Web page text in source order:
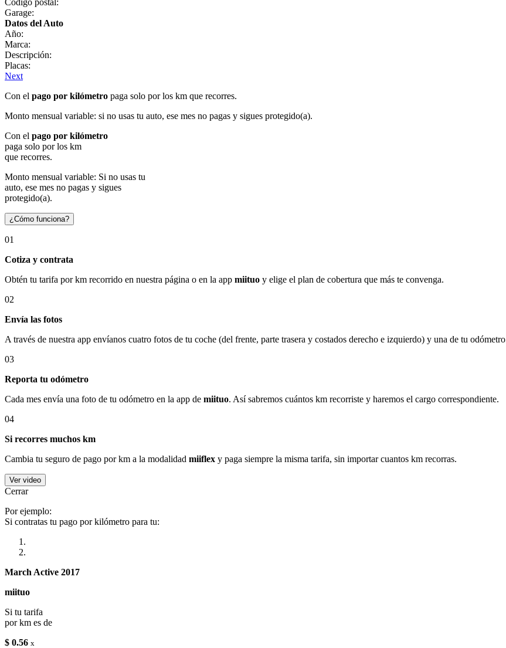
Garage:
Datos del Auto
Año:
Marca:
Descripción:
Placas:
Next
Con el pago por kilómetro paga solo por los km que recorres.
Monto mensual variable: si no usas tu auto, ese mes no pagas y sigues protegido(a).
Con el pago por kilómetro
paga solo por los km
que recorres.
Monto mensual variable: Si no usas tu
auto, ese mes no pagas y sigues
protegido(a).
¿Cómo funciona?
01
Cotiza y contrata
Obtén tu tarifa por km recorrido en nuestra página o en la app miituo y elige el plan de cobertura que más te convenga.
02
Envía las fotos
A través de nuestra app envíanos cuatro fotos de tu coche (del frente, parte trasera y costados derecho e izquierdo) y una de tu
03
Reporta tu odómetro
Cada mes envía una foto de tu odómetro en la app de miituo. Así sabremos cuántos km recorriste y haremos el cargo correspondiente.
04
Si recorres muchos km
Cambia tu seguro de pago por km a la modalidad miiflex y paga siempre la misma tarifa, sin importar cuantos km recorras.
Ver video
Cerrar
Por ejemplo:
Si contratas tu pago por kilómetro para tu:
March Active 2017
miituo
Si tu tarifa
por km es de
$ 0.56 x